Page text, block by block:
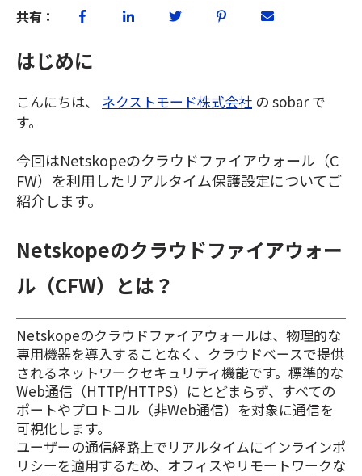
共有：
はじめに
こんにちは、 ネクストモード株式会社 の sobar で
す。
今回はNetskopeのクラウドファイアウォール（C
FW）を利用したリアルタイム保護設定についてご
紹介します。
Netskopeのクラウドファイアウォー
ル（CFW）とは？
Netskopeのクラウドファイアウォールは、物理的な
専用機器を導入することなく、クラウドベースで提供
されるネットワークセキュリティ機能です。標準的な
Web通信（HTTP/HTTPS）にとどまらず、すべての
ポートやプロトコル（非Web通信）を対象に通信を
可視化します。
ユーザーの通信経路上でリアルタイムにインラインポ
リシーを適用するため、オフィスやリモートワークな